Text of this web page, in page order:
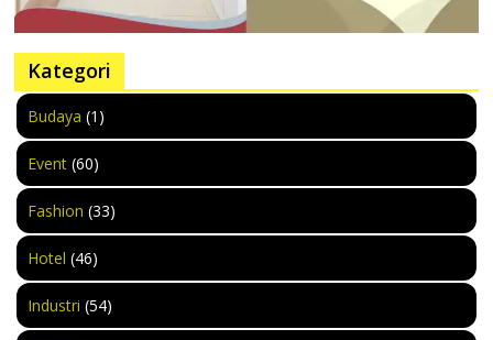
Kategori
Budaya (1)
Event (60)
Fashion (33)
Hotel (46)
Industri (54)